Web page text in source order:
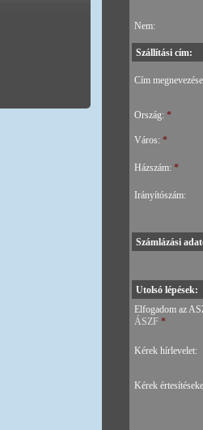
Nem:
Szállítási cím:
Cím
Ország: *
Város: *
Házszám: *
Irányítószám:
Számlázási
Utolsó lépések:
Elfogadom az
ÁSZF *
Kérek hírlevelet:
Kérek